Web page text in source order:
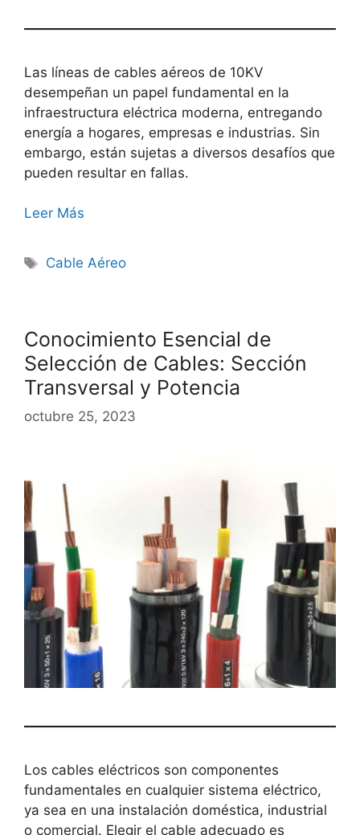
Las líneas de cables aéreos de 10KV
desempeñan un papel fundamental en la
infraestructura eléctrica moderna, entregando
energía a hogares, empresas e industrias. Sin
embargo, están sujetas a diversos desafíos que
pueden resultar en fallas.
Leer Más
Cable Aéreo
Conocimiento Esencial de
Selección de Cables: Sección
Transversal y Potencia
octubre 25, 2023
Los cables eléctricos son componentes
fundamentales en cualquier sistema eléctrico,
ya sea en una instalación doméstica, industrial
o comercial. Elegir el cable adecuado es